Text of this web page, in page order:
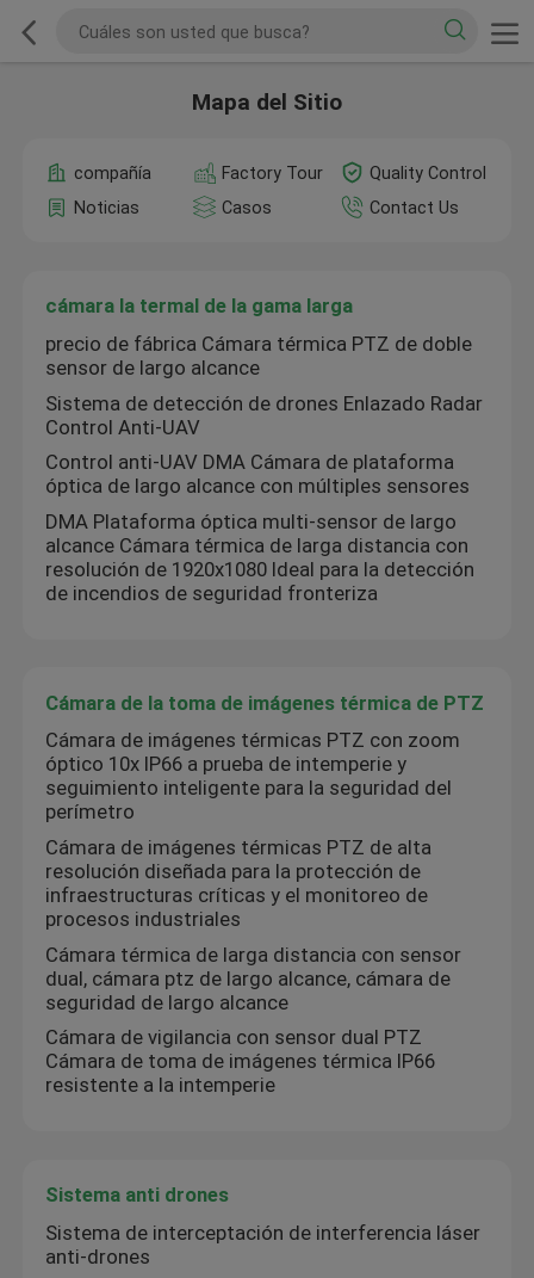
Mapa del Sitio
compañía Factory Tour
Quality Control
Noticias
Casos Contact Us
cámara la termal de la gama larga
precio de fábrica Cámara térmica PTZ de doble
sensor de largo alcance
Sistema de detección de drones Enlazado Radar
Control Anti-UAV
Control anti-UAV DMA Cámara de plataforma
óptica de largo alcance con múltiples sensores
DMA Plataforma óptica multi-sensor de largo
alcance Cámara térmica de larga distancia con
resolución de 1920x1080 Ideal para la detección
de incendios de seguridad fronteriza
Cámara de la toma de imágenes térmica de PTZ
Cámara de imágenes térmicas PTZ con zoom
óptico 10x IP66 a prueba de intemperie y
seguimiento inteligente para la seguridad del
perímetro
Cámara de imágenes térmicas PTZ de alta
resolución diseñada para la protección de
infraestructuras críticas y el monitoreo de
procesos industriales
Cámara térmica de larga distancia con sensor
dual, cámara ptz de largo alcance, cámara de
seguridad de largo alcance
Cámara de vigilancia con sensor dual PTZ
Cámara de toma de imágenes térmica IP66
resistente a la intemperie
Sistema anti drones
Sistema de interceptación de interferencia láser
anti-drones